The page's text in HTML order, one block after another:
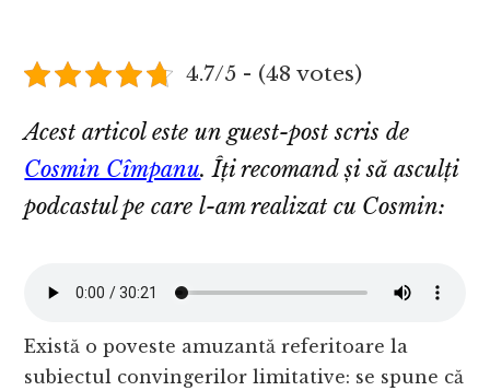
4.7/5 - (48 votes)
Acest articol este un guest-post scris de
Cosmin Cîmpanu. Îți recomand și să asculți
podcastul pe care l-am realizat cu Cosmin:
Există o poveste amuzantă referitoare la
subiectul convingerilor limitative: se spune că